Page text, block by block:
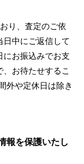
り、査定のご依
日中にご返信して
にお振込みでお支
お待たせするこ
外や定休日は除き
報を保護いたし